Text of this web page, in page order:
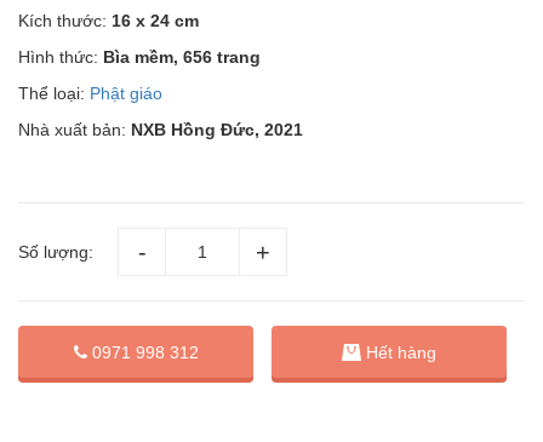
Kích thước: 16 x 24 cm
Hình thức: Bìa mềm, 656 trang
Thể loại: Phật giáo
Nhà xuất bản: NXB Hồng Đức, 2021
Số lượng:
0971 998 312 Hết hàng